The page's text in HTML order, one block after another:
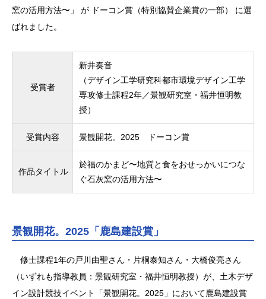
窯の活用方法〜」 が ドーコン賞（特別協賛企業賞の一部） に選
ばれました。
受賞者
新井奏音
（デザイン工学研究科都市環境デザイン工学
専攻修士課程2年／景観研究室・福井恒明教
授）
受賞内容 景観開花。2025 ドーコン賞
作品タイトル
於福のかまど〜地質と食をおせっかいにつな
ぐ石灰窯の活用方法〜
景観開花。2025「鹿島建設賞」
修士課程1年の戸川由聖さん・片桐泰知さん・大橋俊亮さん
（いずれも指導教員：景観研究室・福井恒明教授）が、土木デザ
イン設計競技イベント「景観開花。2025」において鹿島建設賞